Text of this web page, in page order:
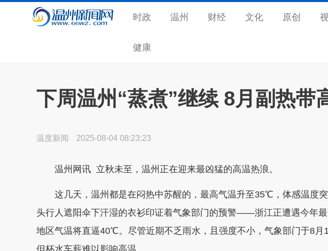
时政 温州 财经 文化 原创
健康
下周温州“蒸煮”继续 8月副热带
温度新闻 2025-08-04 08:23:23
温州网讯 立秋未至，温州正在迎来最凶猛的高温热浪。
这几天，温州都是在闷热中苏醒的，最高气温升至35℃，体感温度
头行人遮阳伞下汗湿的衣衫印证着气象部门的预警——浙江正遭遇今年
地区气温将直逼40℃。尽管近期不乏雨水，且强度不小，气象部门于8月
但杯水车薪难以影响高温。